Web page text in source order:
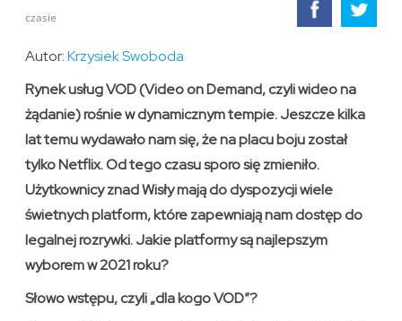
czasie
Autor:Krzysiek Swoboda
Rynek usług VOD (Video on Demand, czyli wideo na
żądanie) rośnie w dynamicznym tempie. Jeszcze kilka
lat temu wydawało nam się, że na placu boju został
tylko Netflix. Od tego czasu sporo się zmieniło.
Użytkownicy znad Wisły mają do dyspozycji wiele
świetnych platform, które zapewniają nam dostęp do
legalnej rozrywki. Jakie platformy są najlepszym
wyborem w 2021 roku?
Słowo wstępu, czyli „dla kogo VOD”?